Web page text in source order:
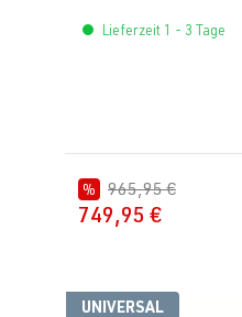
Lieferzeit 1 - 3 Tage
% 965,95 €
749,95 €
UNIVERSAL